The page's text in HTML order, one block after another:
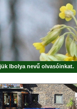
Ibolya nevű olvasóinkat.